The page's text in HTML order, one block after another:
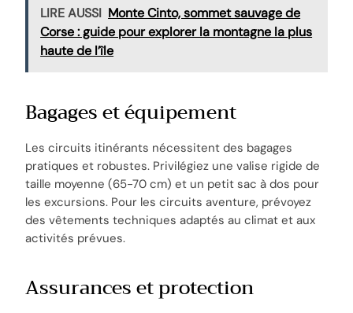
LIRE AUSSI Monte Cinto, sommet sauvage de
Corse : guide pour explorer la montagne la plus
haute de l’île
Bagages et équipement
Les circuits itinérants nécessitent des bagages
pratiques et robustes. Privilégiez une valise rigide de
taille moyenne (65-70 cm) et un petit sac à dos pour
les excursions. Pour les circuits aventure, prévoyez
des vêtements techniques adaptés au climat et aux
activités prévues.
Assurances et protection